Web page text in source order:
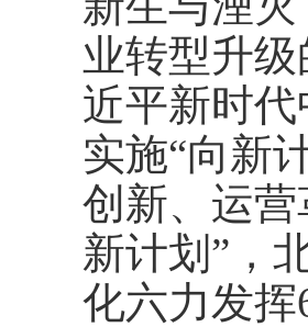
业转型升
近平新时
实施“向新
创新、运
新计划”，
化六力发挥